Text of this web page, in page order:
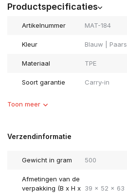
Productspecificaties
Artikelnummer MAT-184
Kleur Blauw | Paars
Materiaal TPE
Soort garantie Carry-in
Toon meer
Verzendinformatie
Gewicht in gram 500
Afmetingen van de
verpakking (B x H x 39 x 52 x 63